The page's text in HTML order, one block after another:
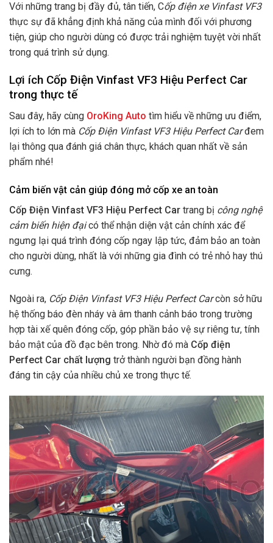
Với những trang bị đầy đủ, tân tiến, Cốp điện xe Vinfast VF3
thực sự đã khẳng định khả năng của mình đối với phương
tiện, giúp cho người dùng có được trải nghiệm tuyệt vời nhất
trong quá trình sử dụng.
Lợi ích Cốp Điện Vinfast VF3 Hiệu Perfect Car
trong thực tế
Sau đây, hãy cùng OroKing Auto tìm hiểu về những ưu điểm,
lợi ích to lớn mà Cốp Điện Vinfast VF3 Hiệu Perfect Carđem
lại thông qua đánh giá chân thực, khách quan nhất về sản
phẩm nhé!
Cảm biến vật cản giúp đóng mở cốp xe an toàn
Cốp Điện Vinfast VF3 Hiệu Perfect Car trang bị công nghệ
cảm biến hiện đạicó thể nhận diện vật cản chính xác để
ngưng lại quá trình đóng cốp ngay lập tức, đảm bảo an toàn
cho người dùng, nhất là với những gia đình có trẻ nhỏ hay thú
cưng.
Ngoài ra, Cốp Điện Vinfast VF3 Hiệu Perfect Carcòn sở hữu
hệ thống báo đèn nháy và âm thanh cảnh báo trong trường
hợp tài xế quên đóng cốp, góp phần bảo vệ sự riêng tư, tính
bảo mật của đồ đạc bên trong. Nhờ đó mà Cốp điện
Perfect Car chất lượng trở thành người bạn đồng hành
đáng tin cậy của nhiều chủ xe trong thực tế.